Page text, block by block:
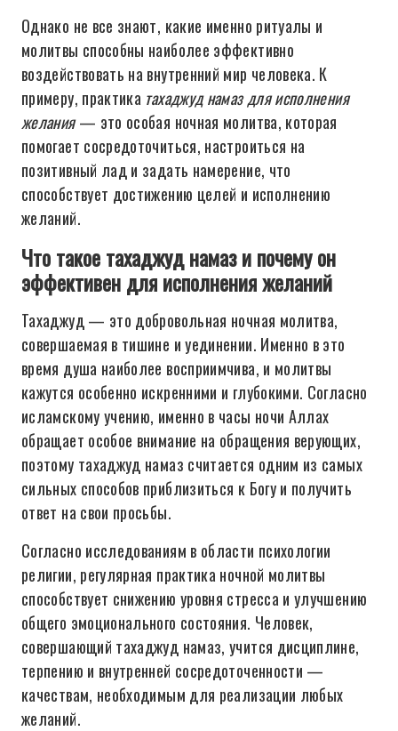
Однако не все знают, какие именно ритуалы и
молитвы способны наиболее эффективно
воздействовать на внутренний мир человека. К
примеру, практика тахаджуд намаз для исполнения
желания— это особая ночная молитва, которая
помогает сосредоточиться, настроиться на
позитивный лад и задать намерение, что
способствует достижению целей и исполнению
желаний.
Что такое тахаджуд намаз и почему он
эффективен для исполнения желаний
Тахаджуд — это добровольная ночная молитва,
совершаемая в тишине и уединении. Именно в это
время душа наиболее восприимчива, и молитвы
кажутся особенно искренними и глубокими. Согласно
исламскому учению, именно в часы ночи Аллах
обращает особое внимание на обращения верующих,
поэтому тахаджуд намаз считается одним из самых
сильных способов приблизиться к Богу и получить
ответ на свои просьбы.
Согласно исследованиям в области психологии
религии, регулярная практика ночной молитвы
способствует снижению уровня стресса и улучшению
общего эмоционального состояния. Человек,
совершающий тахаджуд намаз, учится дисциплине,
терпению и внутренней сосредоточенности —
качествам, необходимым для реализации любых
желаний.